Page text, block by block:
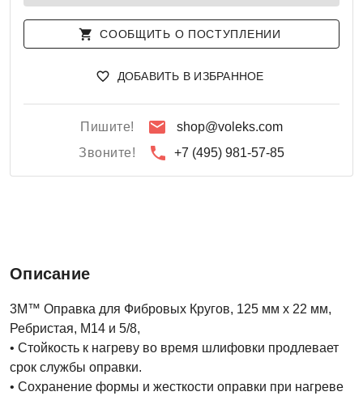
СООБЩИТЬ О ПОСТУПЛЕНИИ
ДОБАВИТЬ В ИЗБРАННОЕ
Пишите!
shop@voleks.com
Звоните!
+7 (495) 981-57-85
Описание
3M™ Оправка для Фибровых Кругов, 125 мм х 22 мм,
Ребристая, M14 и 5/8,
• Стойкость к нагреву во время шлифовки продлевает
срок службы оправки.
• Сохранение формы и жесткости оправки при нагреве